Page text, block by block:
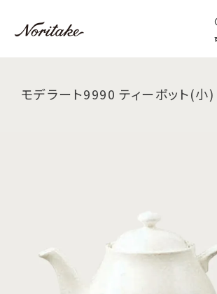
モデラート9990 ティーポット(小)